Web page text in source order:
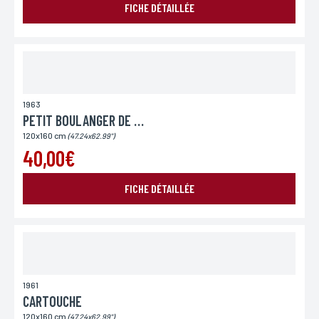
FICHE DÉTAILLÉE
1963
PETIT BOULANGER DE VENISE (LE)
120x160 cm (47.24x62.99")
40,00€
FICHE DÉTAILLÉE
1961
CARTOUCHE
120x160 cm (47.24x62.99")